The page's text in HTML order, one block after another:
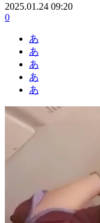
2025.01.24 09:20
0
あ
あ
あ
あ
あ